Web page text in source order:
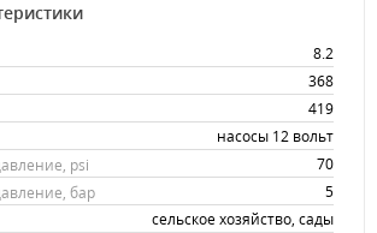
8.2
368
419
насосы 12 вольт
psi
70
бар
5
сельское хозяйство, сады